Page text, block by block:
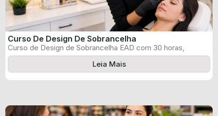
Curso De Design De Sobrancelha
Curso de Design de Sobrancelha EAD com 30 horas,
certificado informado pelo produtor ...
Leia Mais